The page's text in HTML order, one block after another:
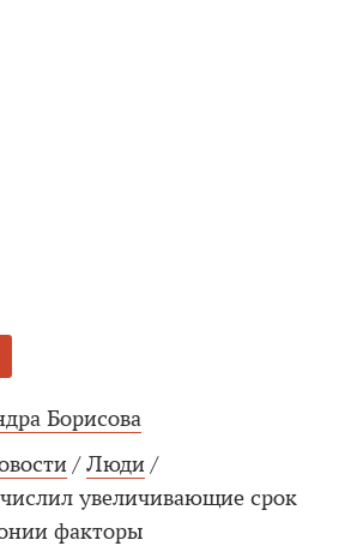
Борисова
/ Люди /
увеличивающие срок
факторы